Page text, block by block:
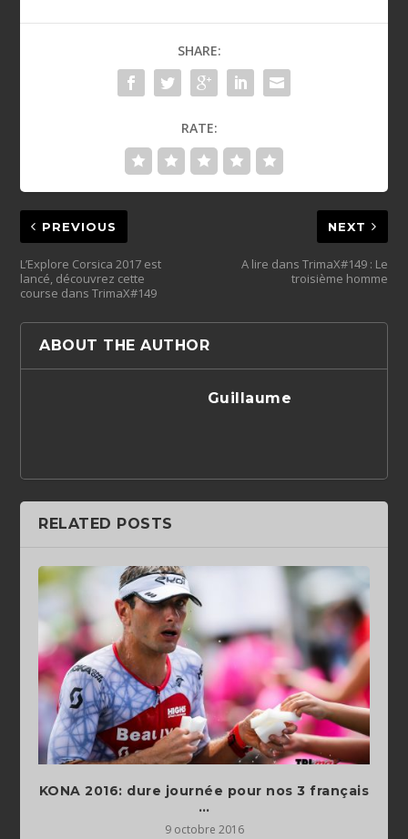
SHARE:
RATE:
PREVIOUS
L’Explore Corsica 2017 est
lancé, découvrez cette
course dans TrimaX#149
NEXT
A lire dans TrimaX#149 : Le
troisième homme
ABOUT THE AUTHOR
Guillaume
RELATED POSTS
KONA 2016: dure journée pour nos 3 français
…
9 octobre 2016